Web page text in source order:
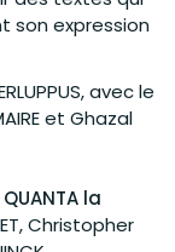
son expression
avec le
et Ghazal
la
Christopher